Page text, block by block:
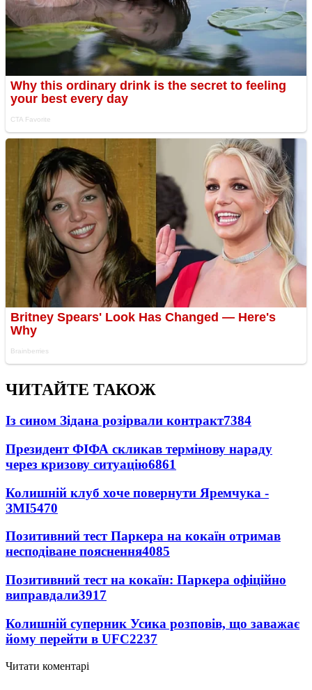
ЧИТАЙТЕ ТАКОЖ
Із сином Зідана розірвали контракт7384
Президент ФІФА скликав термінову нараду
через кризову ситуацію6861
Колишній клуб хоче повернути Яремчука -
ЗМІ5470
Позитивний тест Паркера на кокаїн отримав
несподіване пояснення4085
Позитивний тест на кокаїн: Паркера офіційно
виправдали3917
Колишній суперник Усика розповів, що заважає
йому перейти в UFC2237
Читати коментарі